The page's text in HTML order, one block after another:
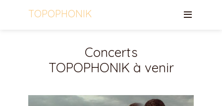
TOPOPHONIK
Concerts
TOPOPHONIK à venir